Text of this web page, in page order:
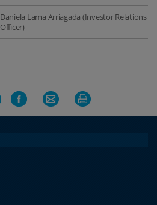
Daniela Lama Arriagada (Investor Relations
Officer)